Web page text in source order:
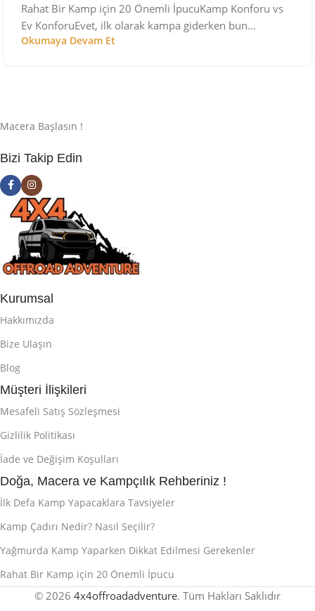
Rahat Bir Kamp için 20 Önemli İpucuKamp Konforu vs
Ev KonforuEvet, ilk olarak kampa giderken bun...
Okumaya Devam Et
Macera Başlasın !
Bizi Takip Edin
Kurumsal
Hakkımızda
Bize Ulaşın
Blog
Müşteri İlişkileri
Mesafeli Satış Sözleşmesi
Gizlilik Politikası
İade ve Değişim Koşulları
Doğa, Macera ve Kampçılık Rehberiniz !
İlk Defa Kamp Yapacaklara Tavsiyeler
Kamp Çadırı Nedir? Nasıl Seçilir?
Yağmurda Kamp Yaparken Dikkat Edilmesi Gerekenler
Rahat Bir Kamp için 20 Önemli İpucu
© 2026 4x4offroadadventure. Tüm Hakları Saklıdır